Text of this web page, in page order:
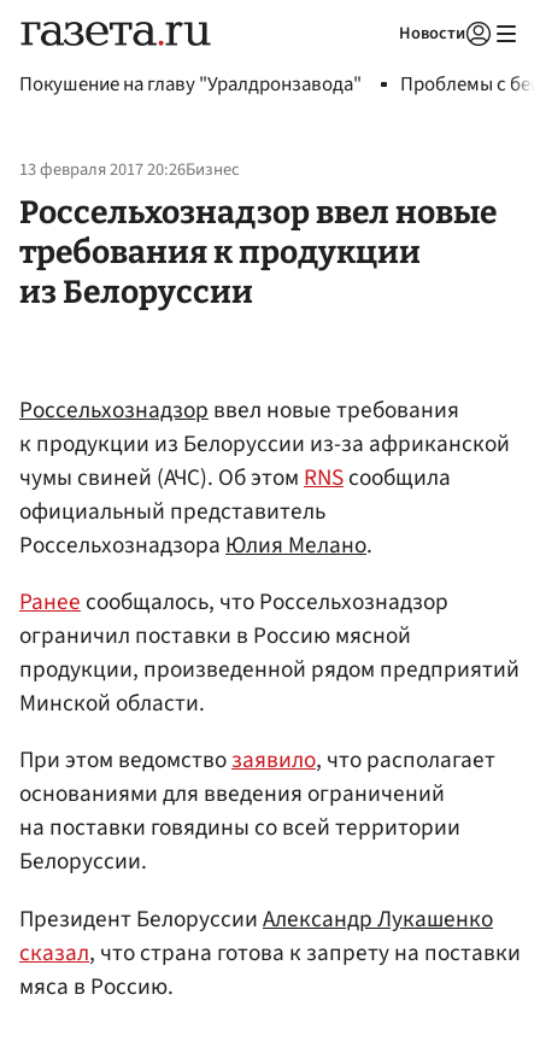
Новости
Покушение на главу "Уралдронзавода" Проблемы с
13 февраля 2017 20:26Бизнес
Россельхознадзор ввел новые
требования к продукции
из Белоруссии
Россельхознадзорввел новые требования
к продукции из Белоруссии из-за африканской
чумы свиней (АЧС). Об этомRNSсообщила
официальный представитель
РоссельхознадзораЮлия Мелано.
Ранеесообщалось, что Россельхознадзор
ограничил поставки в Россию мясной
продукции, произведенной рядом предприятий
Минской области.
При этом ведомствозаявило, что располагает
основаниями для введения ограничений
на поставки говядины со всей территории
Белоруссии.
Президент БелоруссииАлександр Лукашенко
сказал, что страна готова к запрету на поставки
мяса в Россию.